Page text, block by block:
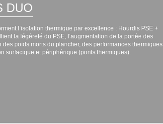
DUO
l’isolation thermique par excellence : Hourdis PSE +
la légèreté du PSE, l’augmentation de la portée des
des poids morts du plancher, des performances thermiques
surfacique et périphérique (ponts thermiques).